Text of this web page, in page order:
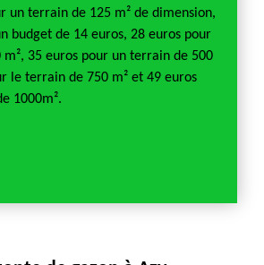
un terrain de 125 m² de dimension,
budget de 14 euros, 28 euros pour
m², 35 euros pour un terrain de 500
le terrain de 750 m² et 49 euros
1000m².